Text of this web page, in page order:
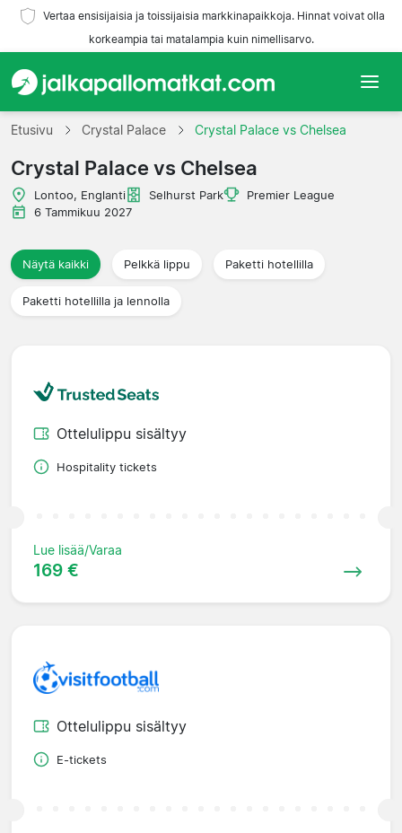
Vertaa ensisijaisia ja toissijaisia markkinapaikkoja. Hinnat voivat olla
korkeampia tai matalampia kuin nimellisarvo.
Etusivu
Joukkueet
Liigat
Matkatoimistoja
Etusivu Crystal Palace Crystal Palace vs Chelsea
Crystal Palace vs Chelsea
Lontoo, Englanti Selhurst Park
Premier League
6 Tammikuu 2027
Näytä kaikki Pelkkä lippu Paketti hotellilla
Paketti hotellilla ja lennolla
Ottelulippu sisältyy
Hospitality tickets
Lue lisää/Varaa
169 €
Ottelulippu sisältyy
E-tickets